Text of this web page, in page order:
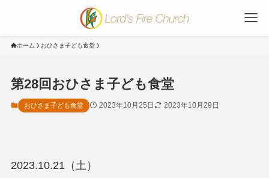
ホーム おひさま子ども食堂
第28回おひさま子ども食堂
おひさま子ども食堂 2023年10月25日 2023年10月29日
2023.10.21（土）